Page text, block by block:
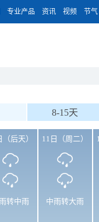
专业产品 资讯 视频 节气
8-15天
（后天）
转中雨
11日（周二）
中雨转大雨